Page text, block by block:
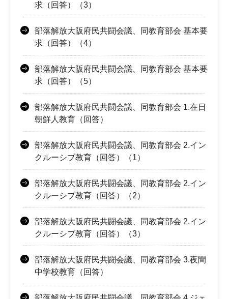
求（回答）（3）
部落解放大阪府民共闘会議、同教育部会 基本要
求（回答）（4）
部落解放大阪府民共闘会議、同教育部会 基本要
求（回答）（5）
部落解放大阪府民共闘会議、同教育部会 1.在日
朝鮮人教育（回答）
部落解放大阪府民共闘会議、同教育部会 2.イン
クルーシブ教育（回答）（1）
部落解放大阪府民共闘会議、同教育部会 2.イン
クルーシブ教育（回答）（2）
部落解放大阪府民共闘会議、同教育部会 2.イン
クルーシブ教育（回答）（3）
部落解放大阪府民共闘会議、同教育部会 3.夜間
中学校教育（回答）